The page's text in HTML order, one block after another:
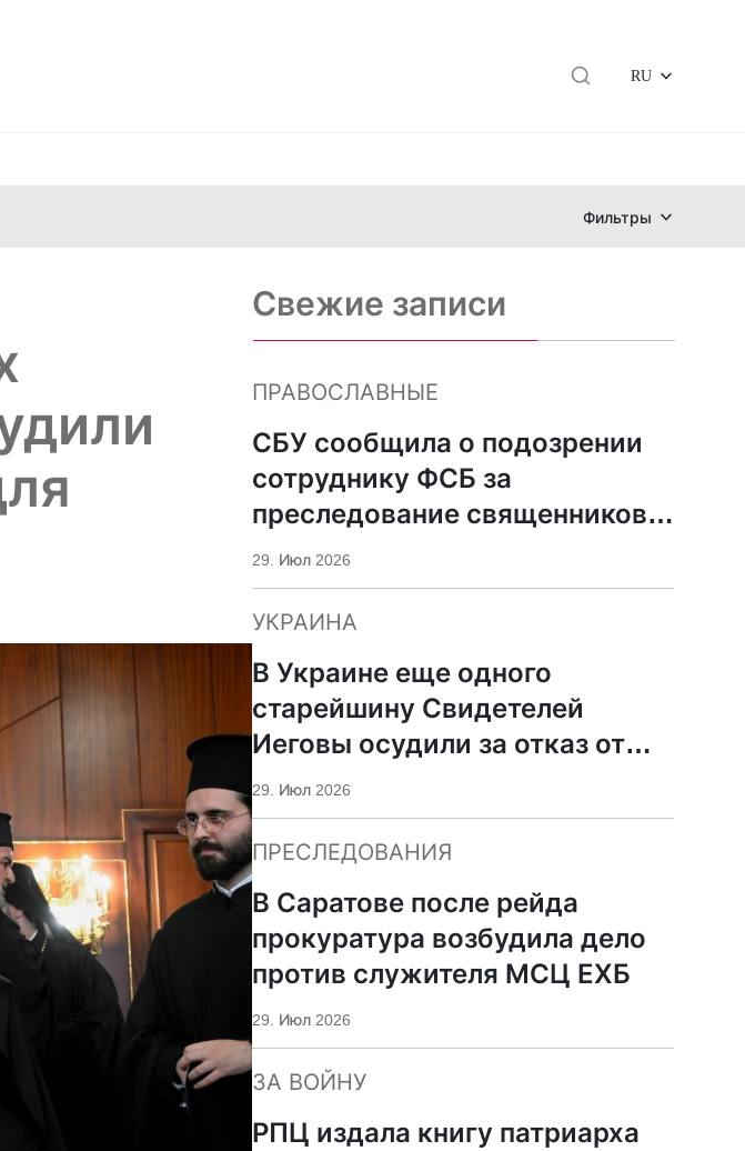
RU
Фильтры
Свежие записи
ПРАВОСЛАВНЫЕ
СБУ сообщила о подозрении
сотруднику ФСБ за
преследование священников
ПЦУ
29. Июл 2026
УКРАИНА
В Украине еще одного
старейшину Свидетелей
Иеговы осудили за отказ от
мобилизации
29. Июл 2026
ПРЕСЛЕДОВАНИЯ
В Саратове после рейда
прокуратура возбудила дело
против служителя МСЦ ЕХБ
29. Июл 2026
ЗА ВОЙНУ
РПЦ издала книгу патриарха